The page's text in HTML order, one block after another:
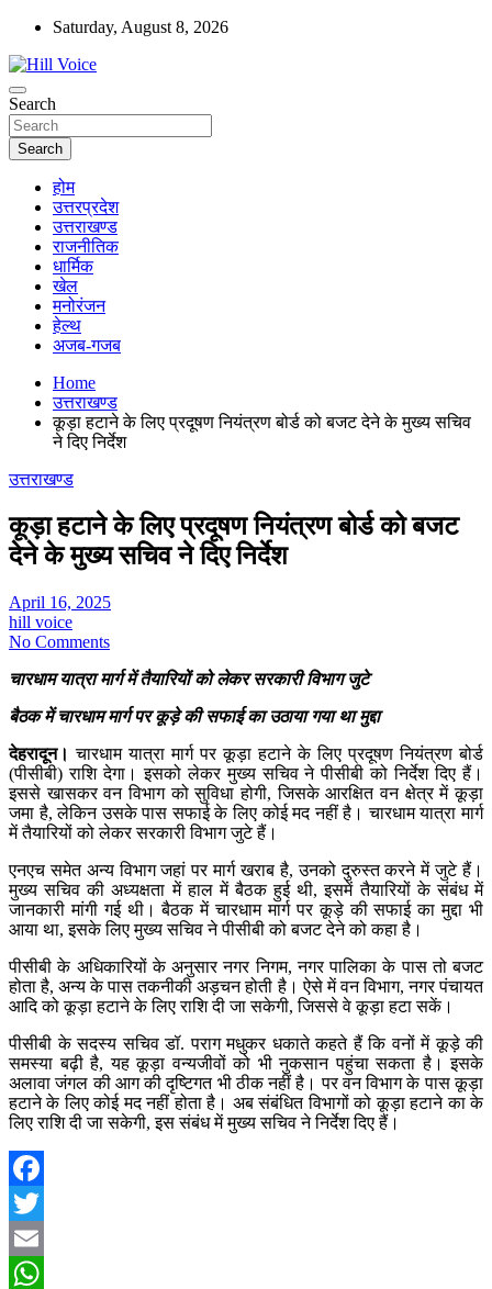
Skip
content
Saturday, August 8, 2026
Hill Voice
न्यूज़ पोर्टल
Search
Search
होम
उत्तरप्रदेश
उत्तराखण्ड
राजनीतिक
धार्मिक
खेल
मनोरंजन
हेल्थ
अजब-गजब
Home
उत्तराखण्ड
कूड़ा हटाने के लिए प्रदूषण नियंत्रण बोर्ड को बजट देने के मुख्य सचिव
ने दिए निर्देश
उत्तराखण्ड
कूड़ा हटाने के लिए प्रदूषण नियंत्रण बोर्ड को बजट
देने के मुख्य सचिव ने दिए निर्देश
April 16, 2025
hill voice
No Comments
चारधाम यात्रा मार्ग में तैयारियों को लेकर सरकारी विभाग जुटे
बैठक में चारधाम मार्ग पर कूड़े की सफाई का उठाया गया था मुद्दा
देहरादून। चारधाम यात्रा मार्ग पर कूड़ा हटाने के लिए प्रदूषण नियंत्रण बोर्ड
(पीसीबी) राशि देगा। इसको लेकर मुख्य सचिव ने पीसीबी को निर्देश दिए हैं।
इससे खासकर वन विभाग को सुविधा होगी, जिसके आरक्षित वन क्षेत्र में कूड़ा
जमा है, लेकिन उसके पास सफाई के लिए कोई मद नहीं है। चारधाम यात्रा मार्ग
में तैयारियों को लेकर सरकारी विभाग जुटे हैं।
एनएच समेत अन्य विभाग जहां पर मार्ग खराब है, उनको दुरुस्त करने में जुटे हैं।
मुख्य सचिव की अध्यक्षता में हाल में बैठक हुई थी, इसमें तैयारियों के संबंध में
जानकारी मांगी गई थी। बैठक में चारधाम मार्ग पर कूड़े की सफाई का मुद्दा भी
आया था, इसके लिए मुख्य सचिव ने पीसीबी को बजट देने को कहा है।
पीसीबी के अधिकारियों के अनुसार नगर निगम, नगर पालिका के पास तो बजट
होता है, अन्य के पास तकनीकी अड़चन होती है। ऐसे में वन विभाग, नगर पंचायत
आदि को कूड़ा हटाने के लिए राशि दी जा सकेगी, जिससे वे कूड़ा हटा सकें।
पीसीबी के सदस्य सचिव डॉ. पराग मधुकर धकाते कहते हैं कि वनों में कूड़े की
समस्या बढ़ी है, यह कूड़ा वन्यजीवों को भी नुकसान पहुंचा सकता है। इसके
अलावा जंगल की आग की दृष्टिगत भी ठीक नहीं है। पर वन विभाग के पास कूड़ा
हटाने के लिए कोई मद नहीं होता है। अब संबंधित विभागों को कूड़ा हटाने का के
लिए राशि दी जा सकेगी, इस संबंध में मुख्य सचिव ने निर्देश दिए हैं।
Facebook
Twitter
Email